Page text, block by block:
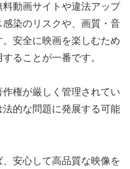
動画サイトや違法アップ
染のリスクや、画質・音
安全に映画を楽しむため
ることが一番です。
権が厳しく管理されてい
的な問題に発展する可能
安心して高品質な映像を